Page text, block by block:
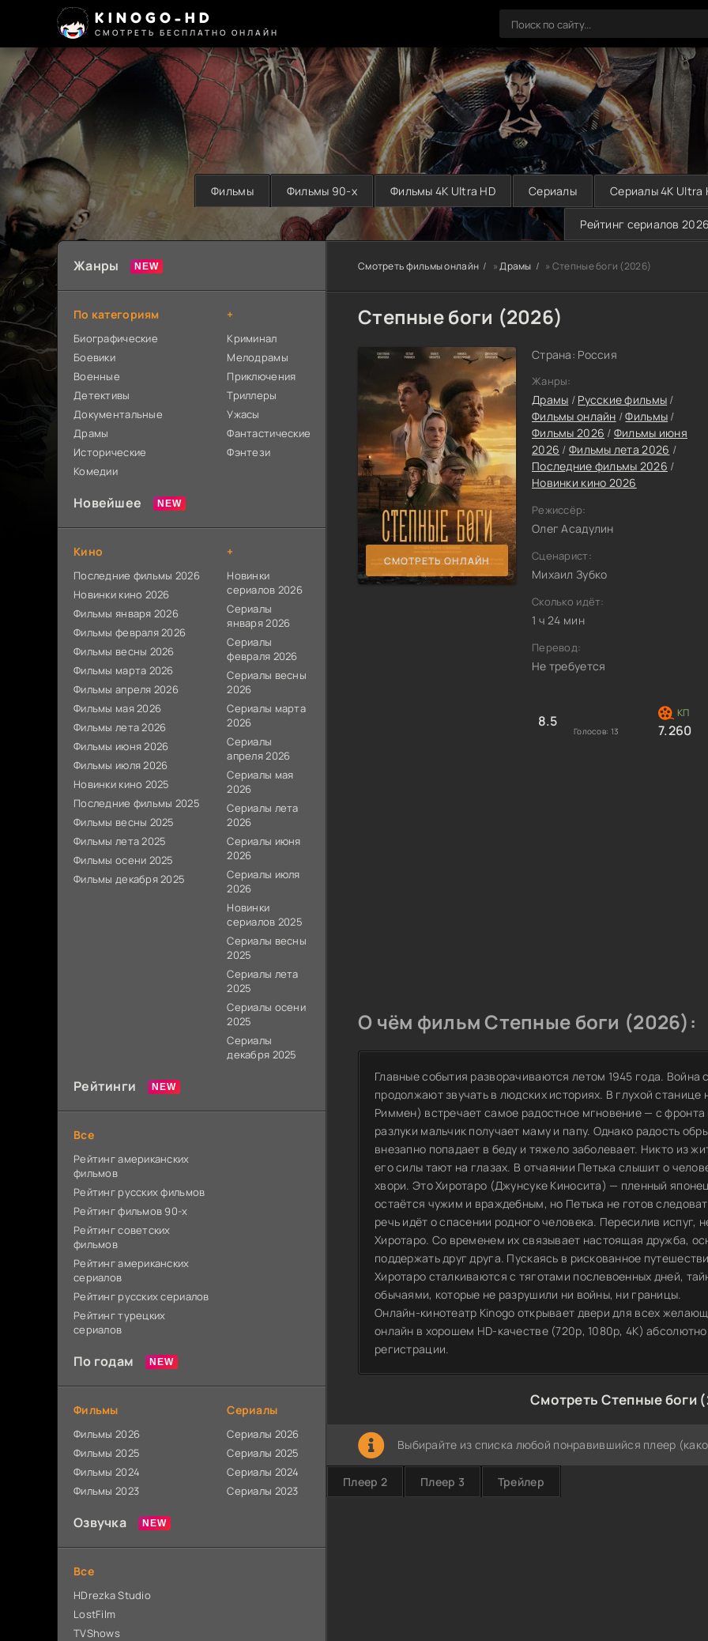
KINOGO-HD
СМОТРЕТЬ БЕСПЛАТНО ОНЛАЙН
Фильмы Фильмы 90-х Фильмы 4K Ultra HD Сериалы Сериалы 4K Ultra
Рейтинг сериалов 2026
Смотреть фильмы онлайн »Драмы » Степные боги (2026)
Степные боги (2026)
СМОТРЕТЬ ОНЛАЙН
Страна: Россия
Жанры:
Драмы / Русские фильмы /
Фильмы онлайн /Фильмы /
Фильмы 2026 / Фильмы июня
2026 / Фильмы лета 2026 /
Последние фильмы 2026 /
Новинки кино 2026
Режиссёр:
Олег Асадулин
Сценарист:
Михаил Зубко
Сколько идёт:
1 ч 24 мин
Перевод:
Не требуется
8.5
Голосов: 13 7.260
О чём фильм Степные боги (2026):
Главные события разворачиваются летом 1945 года. Война
продолжают звучать в людских историях. В глухой
Риммен) встречает самое радостное мгновение — с
разлуки мальчик получает маму и папу. Однако радость
внезапно попадает в беду и тяжело заболевает. Никто из
его силы тают на глазах. В отчаянии Петька слышит о
хвори. Это Хиротаро (Джунсуке Киносита) — пленный
остаётся чужим и враждебным, но Петька не готов
речь идёт о спасении родного человека. Пересилив испуг,
Хиротаро. Со временем их связывает настоящая дружба,
поддержать друг друга. Пускаясь в рискованное
Хиротаро сталкиваются с тяготами послевоенных дней,
обычаями, которые не разрушили ни войны, ни границы.
Онлайн-кинотеатр Kinogo открывает двери для всех
онлайн в хорошем HD-качестве (720p, 1080p, 4K)
регистрации.
Смотреть Степные боги
Выбирайте из списка любой понравившийся плеер
Плеер 2 Плеер 3 Трейлер
Жанры
По категориям
Биографические
Боевики
Военные
Детективы
Документальные
Драмы
Исторические
Комедии
+
Криминал
Мелодрамы
Приключения
Триллеры
Ужасы
Фантастические
Фэнтези
Новейшее
Кино
Последние фильмы 2026
Новинки кино 2026
Фильмы января 2026
Фильмы февраля 2026
Фильмы весны 2026
Фильмы марта 2026
Фильмы апреля 2026
Фильмы мая 2026
Фильмы лета 2026
Фильмы июня 2026
Фильмы июля 2026
Новинки кино 2025
Последние фильмы 2025
Фильмы весны 2025
Фильмы лета 2025
Фильмы осени 2025
Фильмы декабря 2025
+
Новинки
сериалов 2026
Сериалы
января 2026
Сериалы
февраля 2026
Сериалы весны
2026
Сериалы марта
2026
Сериалы
апреля 2026
Сериалы мая
2026
Сериалы лета
2026
Сериалы июня
2026
Сериалы июля
2026
Новинки
сериалов 2025
Сериалы весны
2025
Сериалы лета
2025
Сериалы осени
2025
Сериалы
декабря 2025
Рейтинги
Все
Рейтинг американских
фильмов
Рейтинг русских фильмов
Рейтинг фильмов 90-х
Рейтинг советских
фильмов
Рейтинг американских
сериалов
Рейтинг русских сериалов
Рейтинг турецких
сериалов
По годам
Фильмы
Фильмы 2026
Фильмы 2025
Фильмы 2024
Фильмы 2023
Сериалы
Сериалы 2026
Сериалы 2025
Сериалы 2024
Сериалы 2023
Озвучка
Все
HDrezka Studio
LostFilm
TVShows